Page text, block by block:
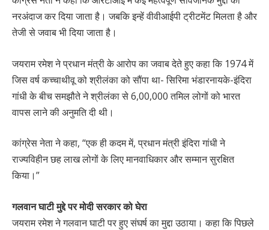
नरअंदाज कर दिया जाता है। जबकि इन्हें वीवीआईपी ट्रीटमेंट मिलता है और
तेजी से जवाब भी दिया जाता है।
जयराम रमेश ने प्रधान मंत्री के आरोप का जवाब देते हुए कहा कि 1974 में
जिस वर्ष कच्चाथीवू को श्रीलंका को सौंपा था- सिरिमा भंडारनायके-इंदिरा
गांधी के बीच समझौते ने श्रीलंका से 6,00,000 तमिल लोगों को भारत
वापस लाने की अनुमति दी थी।
कांग्रेस नेता ने कहा, “एक ही कदम में, प्रधान मंत्री इंदिरा गांधी ने
राज्यविहीन छह लाख लोगों के लिए मानवाधिकार और सम्मान सुरक्षित
किया।”
गलवान घाटी मुद्दे पर मोदी सरकार को घेरा
जयराम रमेश ने गलवान घाटी पर हुए संघर्ष का मुद्दा उठाया। कहा कि पिछले